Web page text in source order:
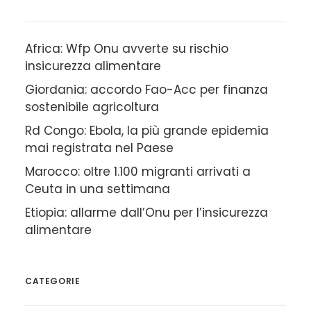
Africa: Wfp Onu avverte su rischio
insicurezza alimentare
Giordania: accordo Fao-Acc per finanza
sostenibile agricoltura
Rd Congo: Ebola, la più grande epidemia
mai registrata nel Paese
Marocco: oltre 1.100 migranti arrivati a
Ceuta in una settimana
Etiopia: allarme dall’Onu per l’insicurezza
alimentare
CATEGORIE